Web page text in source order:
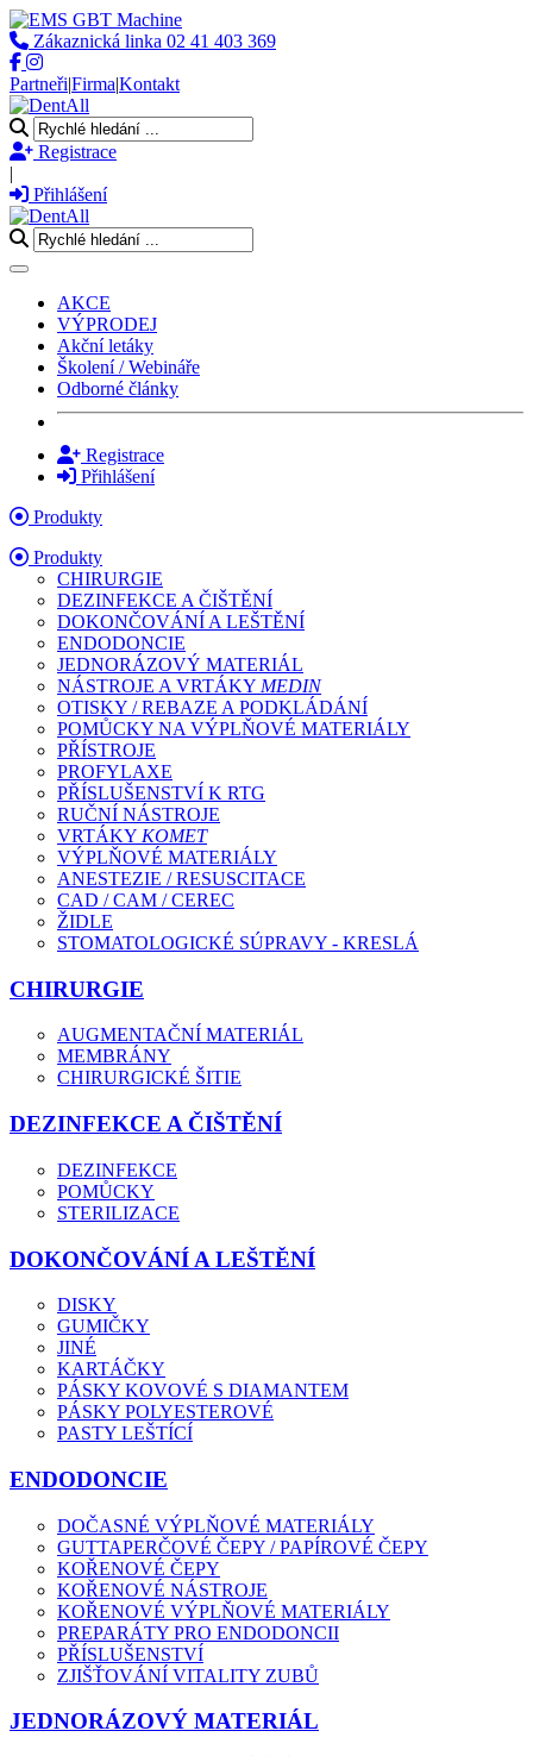
Zákaznická linka 02 41 403 369
Partneři|Firma|Kontakt
Registrace
|
Přihlášení
Toggle navigation
AKCE
VÝPRODEJ
Akční letáky
Školení / Webináře
Odborné články
Registrace
Přihlášení
Produkty
Produkty
CHIRURGIE
DEZINFEKCE A ČIŠTĚNÍ
DOKONČOVÁNÍ A LEŠTĚNÍ
ENDODONCIE
JEDNORÁZOVÝ MATERIÁL
NÁSTROJE A VRTÁKY MEDIN
OTISKY / REBAZE A PODKLÁDÁNÍ
POMŮCKY NA VÝPLŇOVÉ MATERIÁLY
PŘÍSTROJE
PROFYLAXE
PŘÍSLUŠENSTVÍ K RTG
RUČNÍ NÁSTROJE
VRTÁKY KOMET
VÝPLŇOVÉ MATERIÁLY
ANESTEZIE / RESUSCITACE
CAD / CAM / CEREC
ŽIDLE
STOMATOLOGICKÉ SÚPRAVY - KRESLÁ
CHIRURGIE
AUGMENTAČNÍ MATERIÁL
MEMBRÁNY
CHIRURGICKÉ ŠITIE
DEZINFEKCE A ČIŠTĚNÍ
DEZINFEKCE
POMŮCKY
STERILIZACE
DOKONČOVÁNÍ A LEŠTĚNÍ
DISKY
GUMIČKY
JINÉ
KARTÁČKY
PÁSKY KOVOVÉ S DIAMANTEM
PÁSKY POLYESTEROVÉ
PASTY LEŠTÍCÍ
ENDODONCIE
DOČASNÉ VÝPLŇOVÉ MATERIÁLY
GUTTAPERČOVÉ ČEPY / PAPÍROVÉ ČEPY
KOŘENOVÉ ČEPY
KOŘENOVÉ NÁSTROJE
KOŘENOVÉ VÝPLŇOVÉ MATERIÁLY
PREPARÁTY PRO ENDODONCII
PŘÍSLUŠENSTVÍ
ZJIŠŤOVÁNÍ VITALITY ZUBŮ
JEDNORÁZOVÝ MATERIÁL